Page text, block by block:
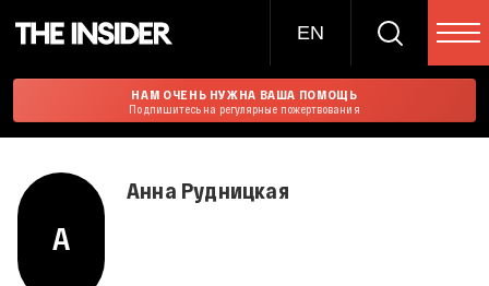
EN
НАМ ОЧЕНЬ НУЖНА ВАША ПОМОЩЬ
Подпишитесь на регулярные пожертвования
А
Анна Рудницкая